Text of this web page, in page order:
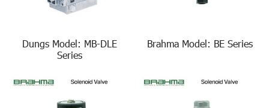
Dungs Model: MB-DLE
Series
Brahma Model: BE Series